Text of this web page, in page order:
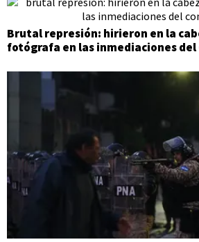
Brutal represión: hirieron en la
fotógrafa en las inmediaciones del